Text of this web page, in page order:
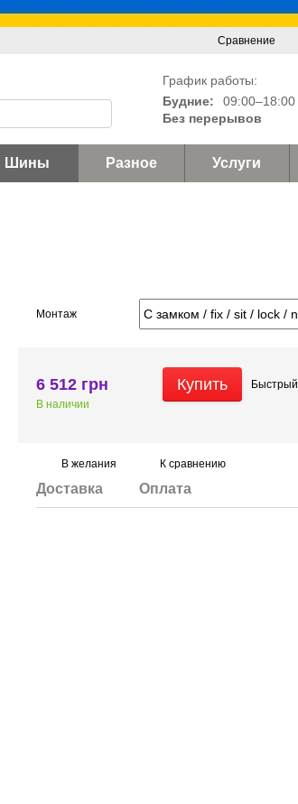
Сравнение
График работы:
Будние:
09:00–18:00
Без перерывов
Шины Разное Услуги
Монтаж
6 512 грн
В наличии
Купить Быстрый
В желания К сравнению
Доставка Оплата